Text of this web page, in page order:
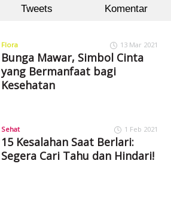
Tweets Komentar
Flora 13 Mar 2021
Bunga Mawar, Simbol Cinta
yang Bermanfaat bagi
Kesehatan
Sehat 1 Feb 2021
15 Kesalahan Saat Berlari:
Segera Cari Tahu dan Hindari!